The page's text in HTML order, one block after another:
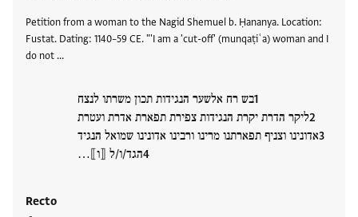
Petition from a woman to the Nagid Shemuel b. Ḥananya. Location:
Fustat. Dating: 1140–59 CE. "'I am a 'cut-off' (munqaṭiʿa) woman and I
do not …
בש רח אלשער הנגידות תכון משרתו לנצח
ליקר הדרת יקרת הנגידות צפירת תפארת אדרת ועטרת
אדונינו וצניף תפארתנו מרינו ורבינו אדונינו שמואל הנגיד
הגד/ו/ל ⟦ו⟧…
Recto